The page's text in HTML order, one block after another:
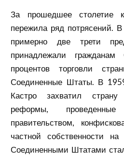
За прошедшее столетие
пережила ряд потрясений.
примерно две трети
принадлежали
процентов торговли
Соединенные Штаты. В
Кастро захватил
реформы,
правительством,
частной собственности
Соединенными Штатами